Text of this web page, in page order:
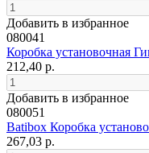
Добавить в избранное
080041
Коробка установочная
212,40 р.
Добавить в избранное
080051
Batibox Коробка
267,03 р.